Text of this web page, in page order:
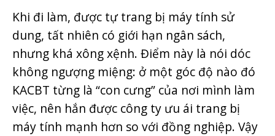
Khi đi làm, được tự trang bị máy tính sử
dung, tất nhiên có giới hạn ngân sách,
nhưng khá xông xệnh. Điểm này là nói dóc
không ngượng miệng: ở một góc độ nào đó
KACBT từng là “con cưng” của nơi mình làm
việc, nên hắn được công ty ưu ái trang bị
máy tính mạnh hơn so với đồng nghiệp. Vậy